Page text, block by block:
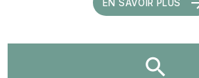
EN SAVOIR PLUS